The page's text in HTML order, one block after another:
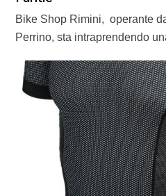
Bike Shop Rimini, operante
Perrino, sta intraprendendo